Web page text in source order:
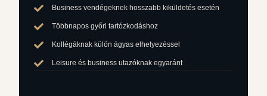
Business vendégeknek hosszabb kiküldetés esetén
Többnapos győri tartózkodáshoz
Kollégáknak külön ágyas elhelyezéssel
Leisure és business utazóknak egyaránt